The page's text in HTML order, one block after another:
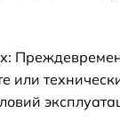
или